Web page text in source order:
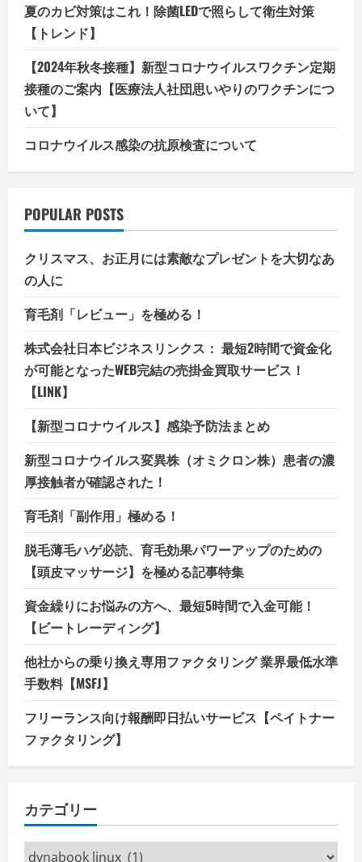
夏のカビ対策はこれ！除菌LEDで照らして衛生対策
【トレンド】
【2024年秋冬接種】新型コロナウイルスワクチン定期
接種のご案内【医療法人社団思いやりのワクチンにつ
いて】
コロナウイルス感染の抗原検査について
POPULAR POSTS
クリスマス、お正月には素敵なプレゼントを大切なあ
の人に
育毛剤「レビュー」を極める！
株式会社日本ビジネスリンクス： 最短2時間で資金化
が可能となったWEB完結の売掛金買取サービス！
【LINK】
【新型コロナウイルス】感染予防法まとめ
新型コロナウイルス変異株（オミクロン株）患者の濃
厚接触者が確認された！
育毛剤「副作用」極める！
脱毛薄毛ハゲ必読、育毛効果パワーアップのための
【頭皮マッサージ】を極める記事特集
資金繰りにお悩みの方へ、最短5時間で入金可能！
【ビートレーディング】
他社からの乗り換え専用ファクタリング 業界最低水準
手数料【MSFJ】
フリーランス向け報酬即日払いサービス【ペイトナー
ファクタリング】
カテゴリー
カ